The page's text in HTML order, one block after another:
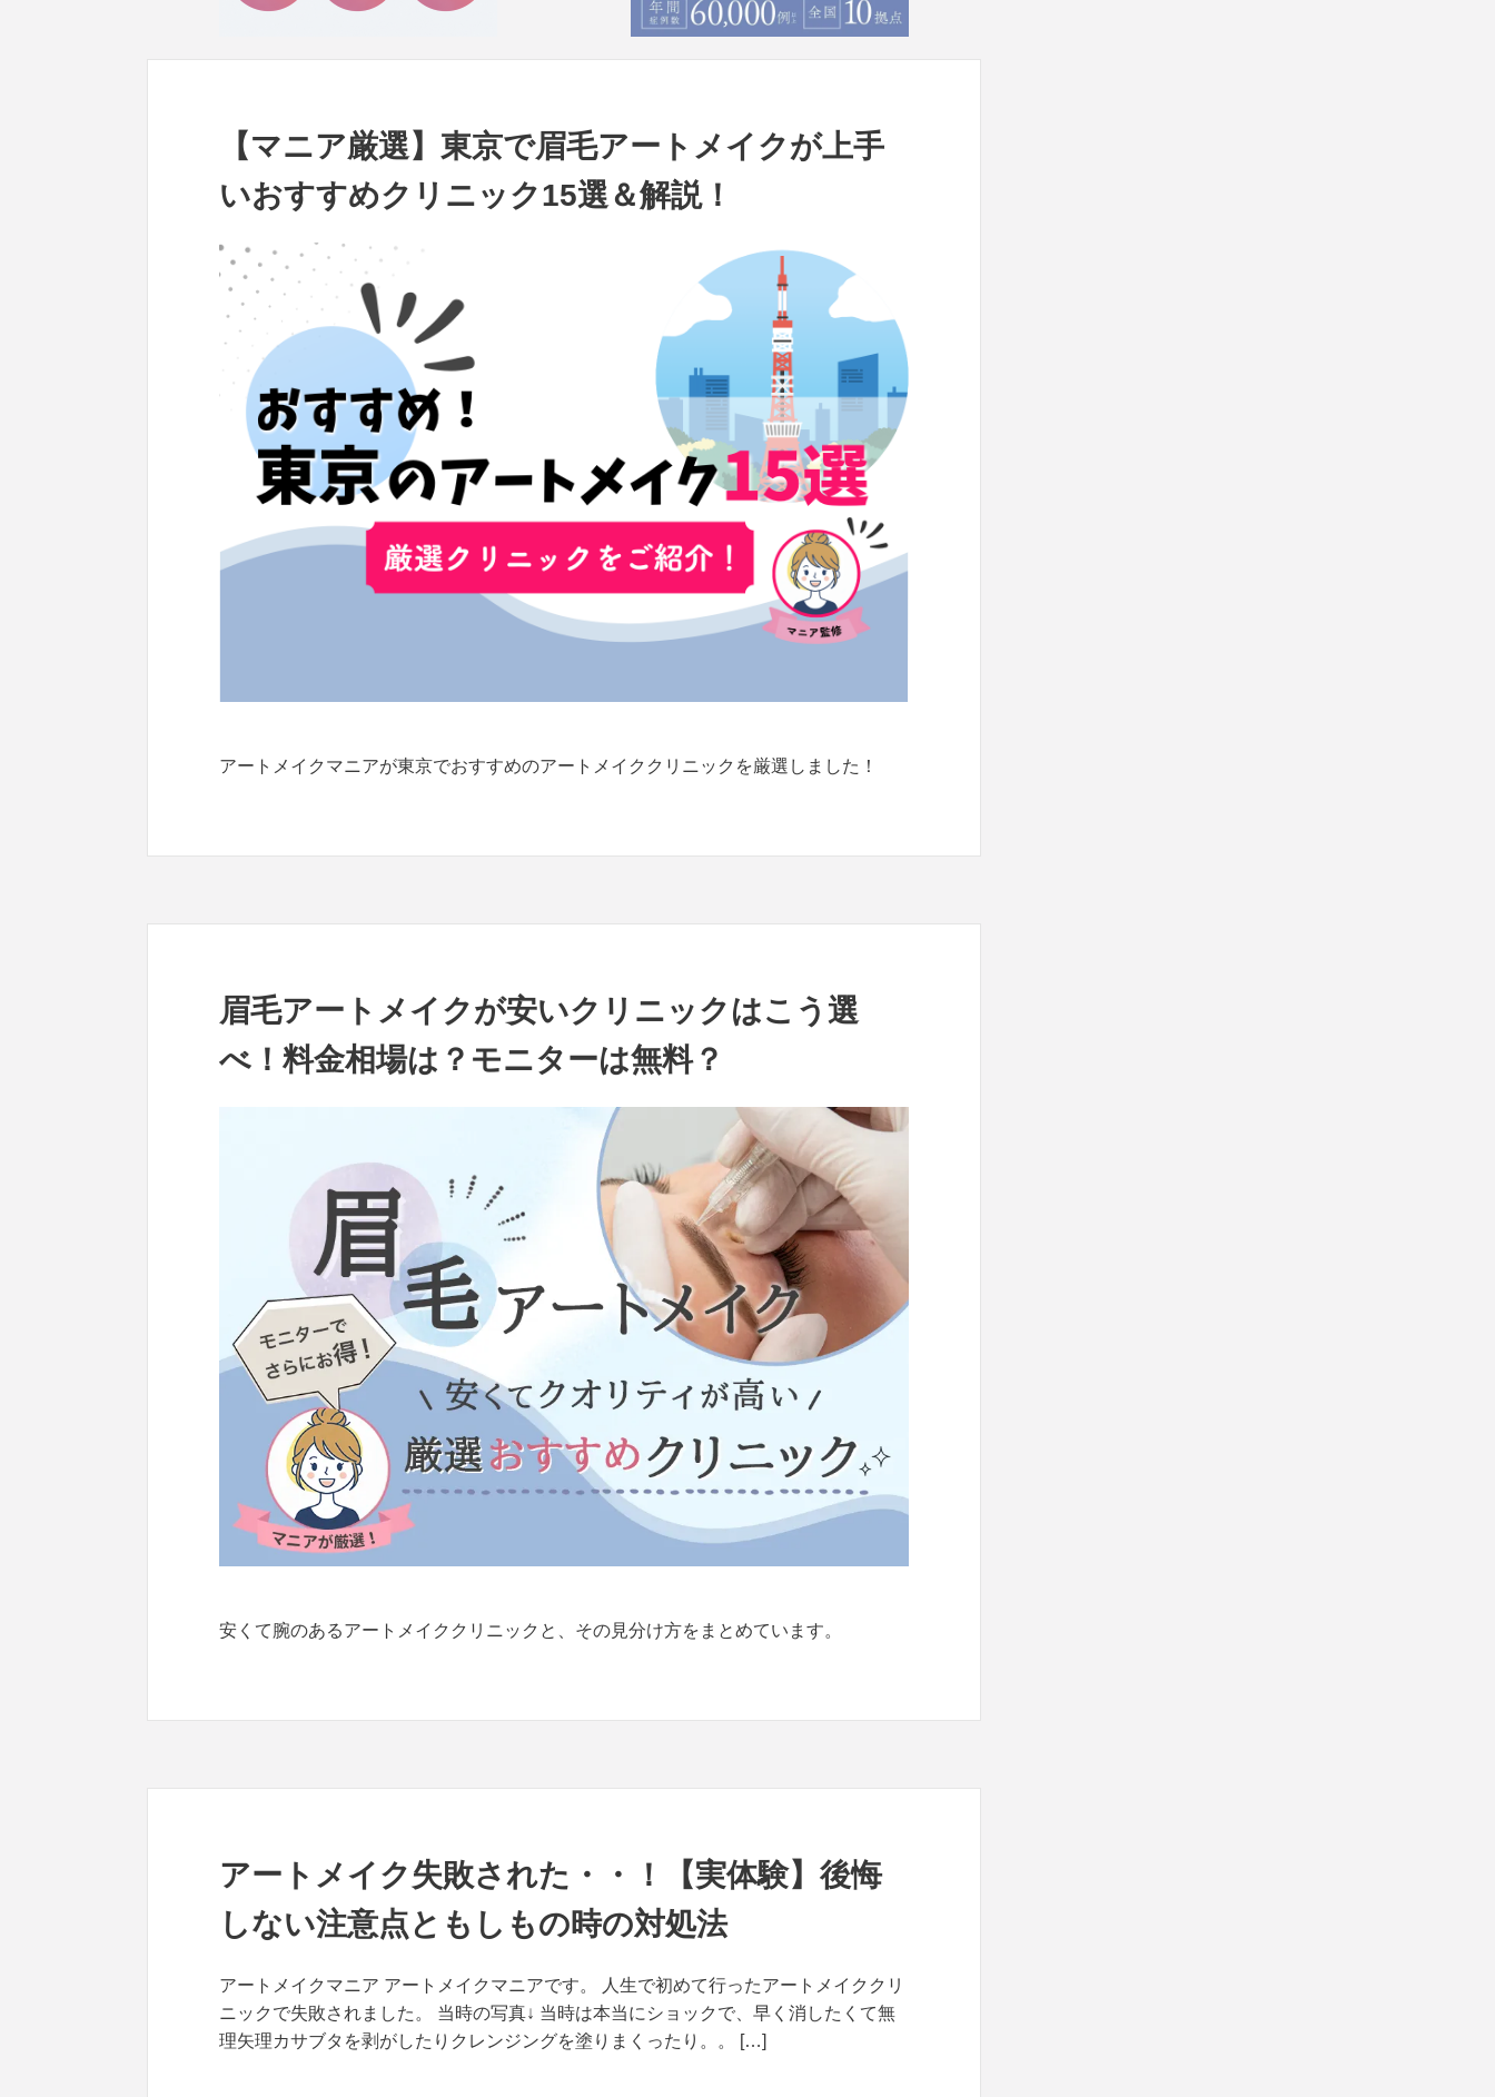
【マニア厳選】東京で眉毛アートメイクが上手
いおすすめクリニック15選＆解説！
アートメイクマニアが東京でおすすめのアートメイククリニックを厳選しました！
眉毛アートメイクが安いクリニックはこう選
べ！料金相場は？モニターは無料？
安くて腕のあるアートメイククリニックと、その見分け方をまとめています。
アートメイク失敗された・・！【実体験】後悔
しない注意点ともしもの時の対処法
アートメイクマニア アートメイクマニアです。 人生で初めて行ったアートメイククリ
ニックで失敗されました。 当時の写真↓ 当時は本当にショックで、早く消したくて無
理矢理カサブタを剥がしたりクレンジングを塗りまくったり。。 […]